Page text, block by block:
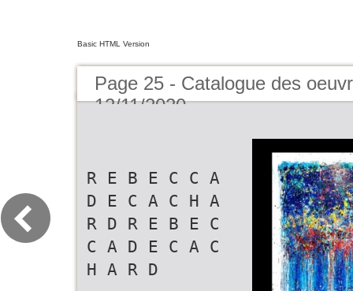
Basic HTML Version
Page 25 - Catalogue des
12/11/2020
R E B E C C A
D E C A C H A
R D R E B E C
C A D E C A C
H A R D